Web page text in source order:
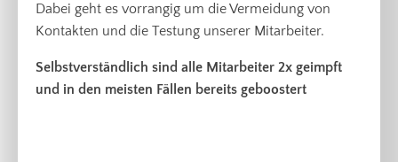
Dabei geht es vorrangig um die Vermeidung von
Kontakten und die Testung unserer Mitarbeiter.
Selbstverständlich sind alle Mitarbeiter 2x geimpft
und in den meisten Fällen bereits geboostert